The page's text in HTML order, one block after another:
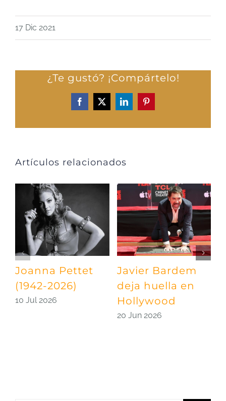
17 Dic 2021
¿Te gustó? ¡Compártelo!
Facebook
X LinkedInPinterest
Artículos relacionados
Joanna Pettet
(1942-2026)
10 Jul 2026
Javier Bardem
deja huella en
Hollywood
20 Jun 2026